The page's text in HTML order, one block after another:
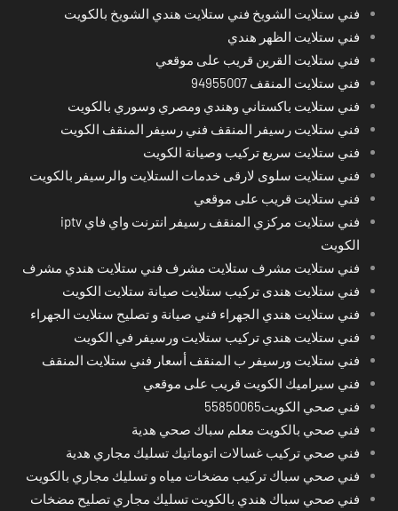
فني ستلايت الشويخ فني ستلايت هندي الشويخ بالكويت
فني ستلايت الظهر هندي
فني ستلايت القرين قريب على موقعي
فني ستلايت المنقف 94955007
فني ستلايت باكستاني وهندي ومصري وسوري بالكويت
فني ستلايت رسيفر المنقف فني رسيفر المنقف الكويت
فني ستلايت سريع تركيب وصيانة الكويت
فني ستلايت سلوى لارقى خدمات الستلايت والرسيفر بالكويت
فني ستلايت قريب على موقعي
فني ستلايت مركزي المنقف رسيفر انترنت واي فاي iptv
الكويت
فني ستلايت مشرف ستلايت مشرف فني ستلايت هندي مشرف
فني ستلايت هندى تركيب ستلايت صيانة ستلايت الكويت
فني ستلايت هندي الجهراء فني صيانة و تصليح ستلايت الجهراء
فني ستلايت هندي تركيب ستلايت ورسيفر في الكويت
فني ستلايت ورسيفر ب المنقف أسعار فني ستلايت المنقف
فني سيراميك الكويت قريب على موقعي
فني صحي الكويت55850065
فني صحي بالكويت معلم سباك صحي هدية
فني صحي تركيب غسالات اتوماتيك تسليك مجاري هدية
فني صحي سباك تركيب مضخات مياه و تسليك مجاري بالكويت
فني صحي سباك هندي بالكويت تسليك مجاري تصليح مضخات